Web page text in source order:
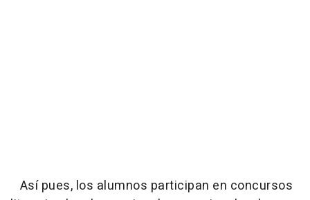
Así pues, los alumnos participan en concursos